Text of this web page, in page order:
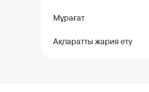
Мұрағат
Ақпаратты жария ету